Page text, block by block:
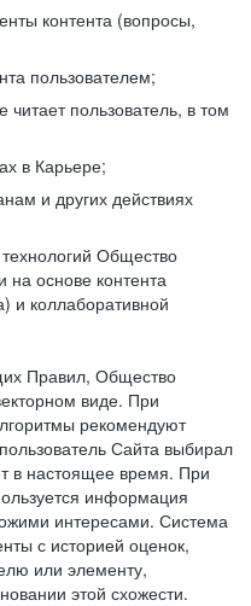
контента (вопросы,
пользователем;
пользователь, в том
в Карьере;
и других действиях
Общество
основе контента
и коллаборативной
Правил, Общество
виде. При
рекомендуют
Сайта выбирал
в настоящее время. При
информация
интересами. Система
с историей оценок,
или элементу,
этой схожести.